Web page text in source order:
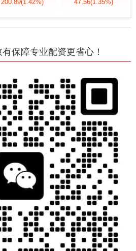
200.89(1.42%) 47.56(1.35%)
保障专业配资更省心！